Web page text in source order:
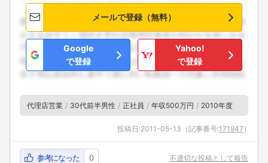
メールで登録（無料）
Google
で登録
Yahoo!
で登録
代理店営業 30代前半男性 正社員 年収500万円 2010年度
投稿日:2011-05-13 （記事番号:171947 ）
参考になった 0 不適切な投稿として報告